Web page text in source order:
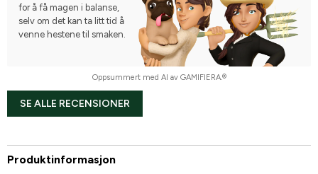
for å få magen i balanse,
selv om det kan ta litt tid å
venne hestene til smaken.
Oppsummert med AI av GAMIFIERA.®
SE ALLE RECENSIONER
Produktinformasjon